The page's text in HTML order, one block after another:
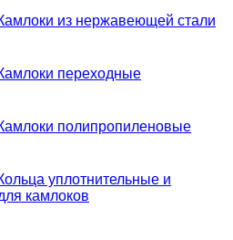
из нержавеющей стали
переходные
полипропиленовые
уплотнительные и
камлоков